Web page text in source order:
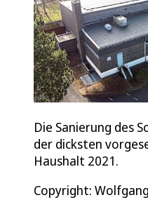
Die Sanierung des
der dicksten
Haushalt 2021.
Copyright: